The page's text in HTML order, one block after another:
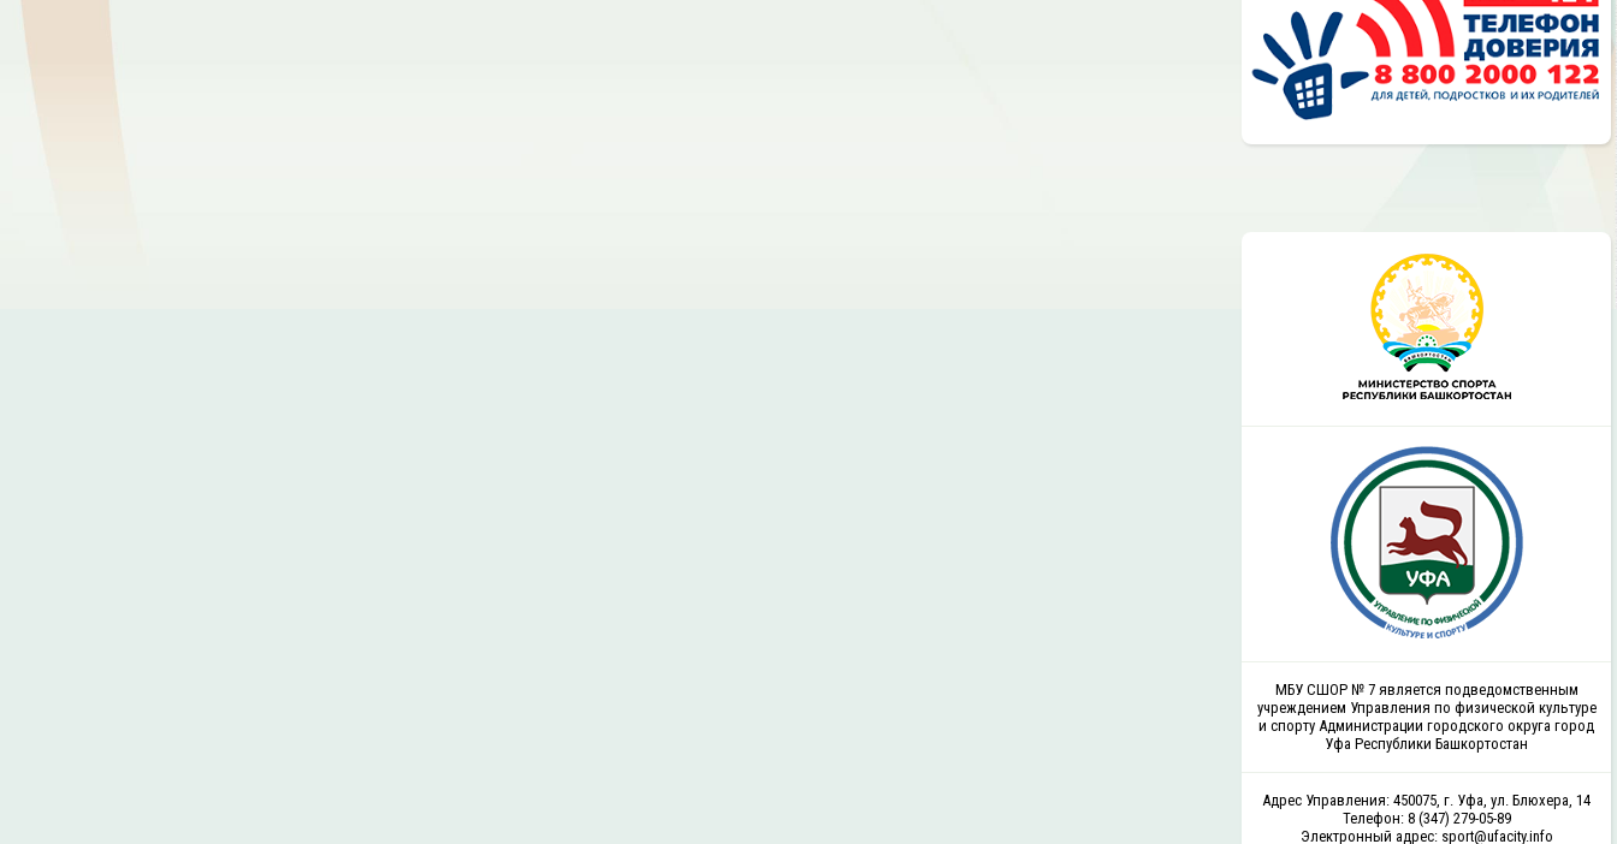
МБУ СШОР № 7 является подведомственным
учреждением Управления по физической культуре
и спорту Администрации городского округа город
Уфа Республики Башкортостан
Адрес Управления: 450075, г. Уфа, ул. Блюхера, 14
Телефон: 8 (347) 279-05-89
Электронный адрес: sport@ufacity.info